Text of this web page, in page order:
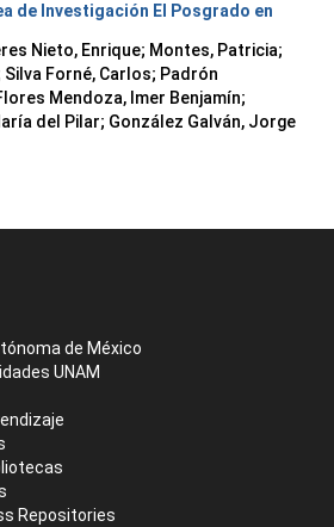
de Investigación El Posgrado en
Nieto, Enrique; Montes, Patricia;
Silva Forné, Carlos; Padrón
Mendoza, Imer Benjamín;
del Pilar; González Galván, Jorge
de México
UNAM
Repositories